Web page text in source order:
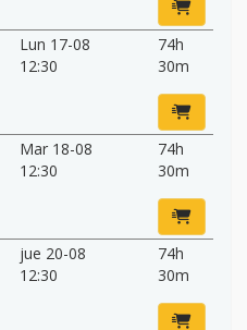
Lun 17-08
12:30
74h
30m
Mar 18-08
12:30
74h
30m
jue 20-08
12:30
74h
30m